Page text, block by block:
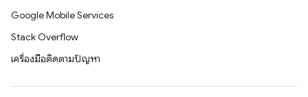
Google Mobile Services
Stack Overflow
เครื่องมือติดตามปัญหา